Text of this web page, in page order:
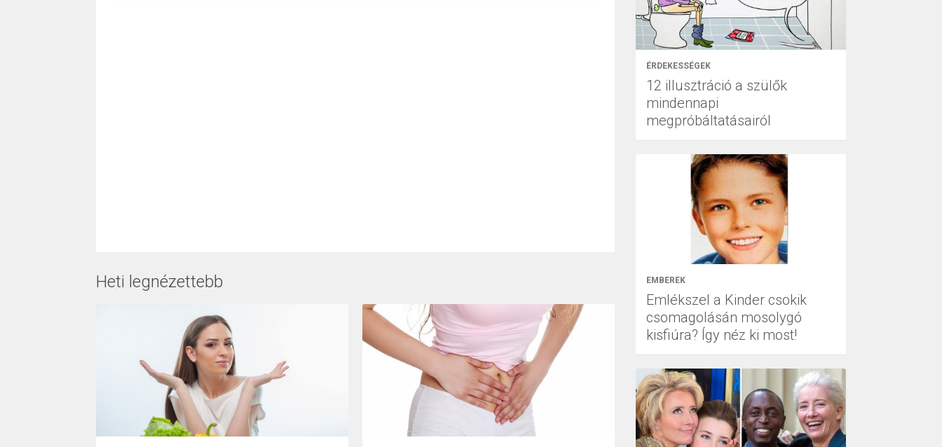
Heti legnézettebb
ÉRDEKESSÉGEK
12 illusztráció a szülők
mindennapi
megpróbáltatásairól
EMBEREK
Emlékszel a Kinder csokik
csomagolásán mosolygó
kisfiúra? Így néz ki most!